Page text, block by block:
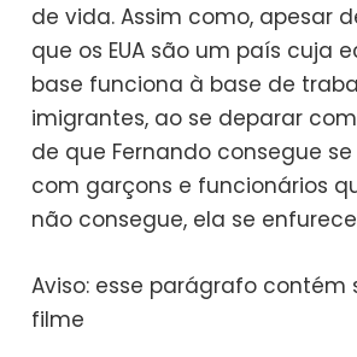
de vida. Assim como, apesar
que os EUA são um país cuja
base funciona à base de
imigrantes, ao se deparar
de que Fernando consegue
com garçons e funcionários
não consegue, ela se
Aviso: esse parágrafo contém
filme